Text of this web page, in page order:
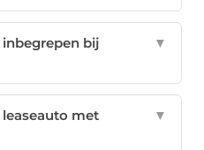
bij
▼
met
▼